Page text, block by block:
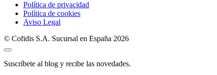
Política de privacidad
Política de cookies
Aviso Legal
© Cofidis S.A. Sucursal en España 2026
Suscríbete al blog y recibe las novedades.